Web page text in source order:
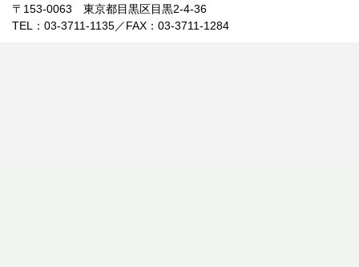
〒153-0063 東京都目黒区目黒2-4-36
TEL：03-3711-1135／FAX：03-3711-1284